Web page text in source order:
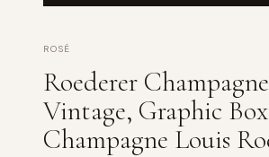
ROSÉ
Roederer
Vintage, Graphic Box
Champagne Louis